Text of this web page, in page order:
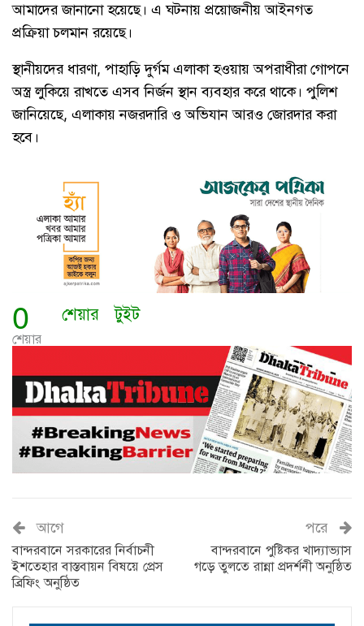
আমাদের জানানো হয়েছে। এ ঘটনায় প্রয়োজনীয় আইনগত
প্রক্রিয়া চলমান রয়েছে।
স্থানীয়দের ধারণা, পাহাড়ি দুর্গম এলাকা হওয়ায় অপরাধীরা গোপনে
অস্ত্র লুকিয়ে রাখতে এসব নির্জন স্থান ব্যবহার করে থাকে। পুলিশ
জানিয়েছে, এলাকায় নজরদারি ও অভিযান আরও জোরদার করা
হবে।
0
শেয়ার
শেয়ার টুইট
আগে
বান্দরবানে সরকারের নির্বাচনী
ইশতেহার বাস্তবায়ন বিষয়ে প্রেস
ব্রিফিং অনুষ্ঠিত
পরে
বান্দরবানে পুষ্টিকর খাদ্যাভ্যাস
গড়ে তুলতে রান্না প্রদর্শনী অনুষ্ঠিত